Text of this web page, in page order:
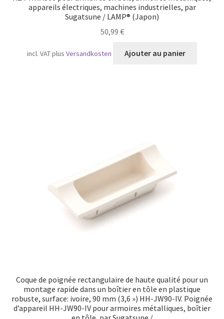
appareils électriques, machines industrielles, par
Sugatsune / LAMP® (Japon)
50,99 €
incl. VATplusVersandkosten Ajouter au panier
Coque de poignée rectangulaire de haute qualité pour un
montage rapide dans un boîtier en tôle en plastique
robuste, surface: ivoire, 90 mm (3,6 ») HH-JW90-IV. Poignée
d’appareil HH-JW90-IV pour armoires métalliques, boîtier